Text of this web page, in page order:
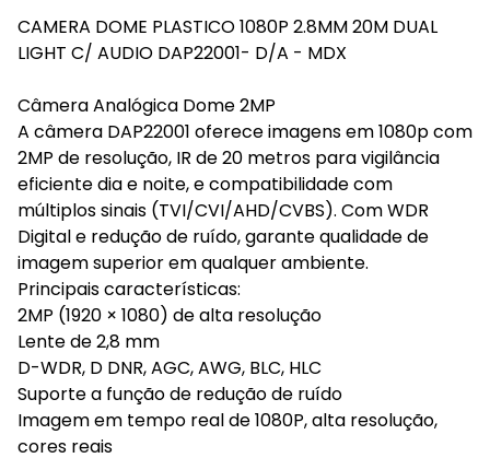
CAMERA DOME PLASTICO 1080P 2.8MM 20M DUAL
LIGHT C/ AUDIO DAP22001- D/A - MDX
Câmera Analógica Dome 2MP
A câmera DAP22001 oferece imagens em 1080p com
2MP de resolução, IR de 20 metros para vigilância
eficiente dia e noite, e compatibilidade com
múltiplos sinais (TVI/CVI/AHD/CVBS). Com WDR
Digital e redução de ruído, garante qualidade de
imagem superior em qualquer ambiente.
Principais características:
2MP (1920 × 1080) de alta resolução
Lente de 2,8 mm
D-WDR, D DNR, AGC, AWG, BLC, HLC
Suporte a função de redução de ruído
Imagem em tempo real de 1080P, alta resolução,
cores reais